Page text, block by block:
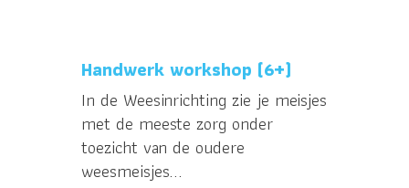
Handwerk workshop (6+)
In de Weesinrichting zie je meisjes
met de meeste zorg onder
toezicht van de oudere
weesmeisjes...